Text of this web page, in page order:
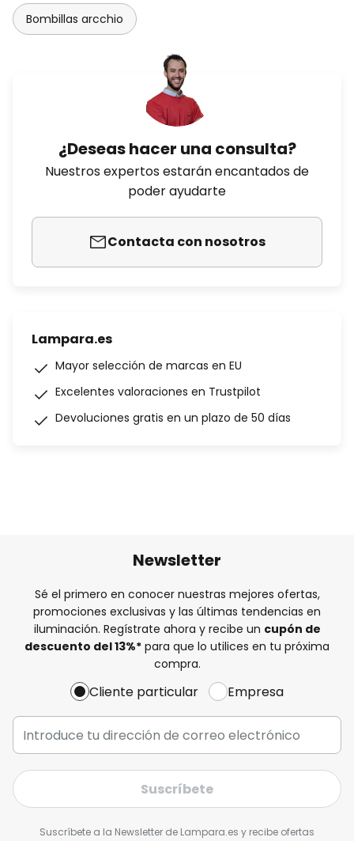
Bombillas arcchio
¿Deseas hacer una consulta?
Nuestros expertos estarán encantados de
poder ayudarte
Contacta con nosotros
Lampara.es
Mayor selección de marcas en EU
Excelentes valoraciones en Trustpilot
Devoluciones gratis en un plazo de 50 días
Newsletter
Sé el primero en conocer nuestras mejores ofertas,
promociones exclusivas y las últimas tendencias en
iluminación. Regístrate ahora y recibe un cupón de
descuento del13%* para que lo utilices en tu próxima
compra.
Cliente particular Empresa
Suscríbete
Suscríbete a la Newsletter de Lampara.es y recibe ofertas